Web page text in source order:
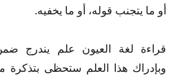
أو ما يتجنب قوله، أو ما يخفيه.
قراءة لغة العيون علم يندرج
وبإدراك هذا العلم ستحظى بتذكرة